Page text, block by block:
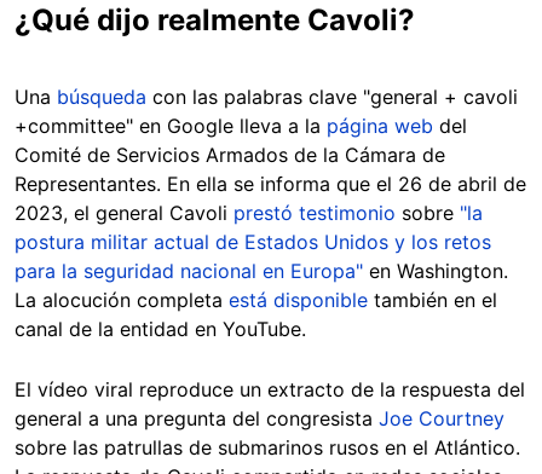
¿Qué dijo realmente Cavoli?
Una búsqueda con las palabras clave "general + cavoli
+committee" en Google lleva a la página web del
Comité de Servicios Armados de la Cámara de
Representantes. En ella se informa que el 26 de abril de
2023, el general Cavoli prestó testimonio sobre "la
postura militar actual de Estados Unidos y los retos
para la seguridad nacional en Europa" en Washington.
La alocución completa está disponible también en el
canal de la entidad en YouTube.
El vídeo viral reproduce un extracto de la respuesta del
general a una pregunta del congresista Joe Courtney
sobre las patrullas de submarinos rusos en el Atlántico.